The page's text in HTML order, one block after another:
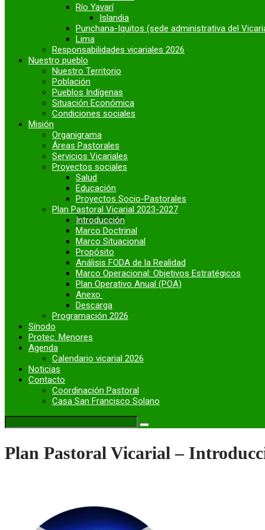
Río Yavarí
Islandia
Punchana-Iquitos (sede administrativa del
Lima
Responsabilidades vicariales 2026
Nuestro pueblo
Nuestro Territorio
Población
Pueblos Indígenas
Situación Económica
Condiciones sociales
Misión
Organigrama
Áreas Pastorales
Servicios Vicariales
Proyectos sociales
Salud
Educación
Proyectos Socio-Pastorales
Plan Pastoral Vicarial 2023-2027
Introducción
Marco Doctrinal
Marco Situacional
Propósito
Análisis FODA de la Realidad
Marco Operacional: Objetivos Estratégicos
Plan Operativo Anual (POA)
Anexo
Descarga
Programación 2026
Sínodo
Protec. Menores
Agenda
Calendario vicarial 2026
Noticias
Contacto
Coordinación Pastoral
Casa San Francisco Solano
Plan Pastoral Vicarial –